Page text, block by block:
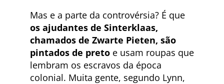
Mas e a parte da controvérsia? É que
os ajudantes de Sinterklaas,
chamados de Zwarte Pieten, são
pintados de preto e usam roupas que
lembram os escravos da época
colonial. Muita gente, segundo Lynn,